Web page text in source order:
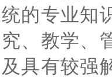
统的专业知
究、教学、
及具有较强